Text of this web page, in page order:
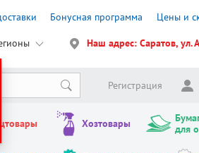
Бонусная программа Цены и
Наш адрес: Саратов, ул.
Регистрация
Хозтовары
для